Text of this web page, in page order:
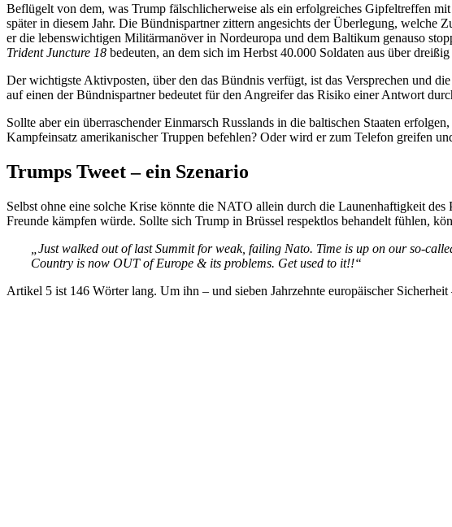
Beflügelt von dem, was Trump fälsch­li­cher­weise als ein erfolg­reiches Gipfel­treffen
später in diesem Jahr. Die Bündnis­partner zittern angesichts der Überlegung, welche
er die lebens­wich­tigen Militär­ma­növer in Nordeuropa und dem Baltikum genauso
Trident Juncture 18 bedeuten, an dem sich im Herbst 40.000 Soldaten aus über
Der wichtigste Aktiv­posten, über den das Bündnis verfügt, ist das Versprechen und
auf einen der Bündnis­partner bedeutet für den Angreifer das Risiko einer Antwort
Sollte aber ein überra­schender Einmarsch Russlands in die balti­schen Staaten
Kampf­einsatz ameri­ka­ni­scher Truppen befehlen? Oder wird er zum Telefon greifen
Trumps Tweet – ein Szenario
Selbst ohne eine solche Krise könnte die NATO allein durch die Launen­haf­tigkeit
Freunde kämpfen würde. Sollte sich Trump in Brüssel respektlos behandelt fühlen,
„Just walked out of last Summit for weak, failing Nato. Time is up on our so-
Country is now OUT of Europe & its problems. Get used to it!!“
Artikel 5 ist 146 Wörter lang. Um ihn – und sieben Jahrzehnte europäi­scher